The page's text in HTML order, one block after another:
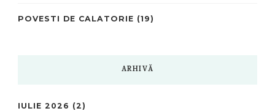
POVESTI DE CALATORIE (19)
ARHIVĂ
IULIE 2026 (2)